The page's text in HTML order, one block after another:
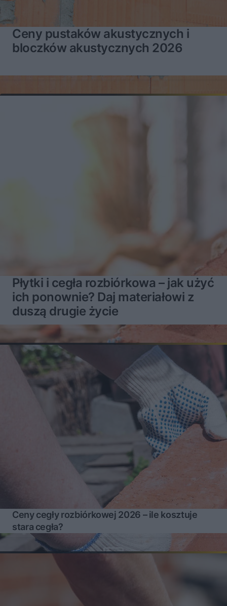
Ceny pustaków akustycznych i
bloczków akustycznych 2026
Płytki i cegła rozbiórkowa – jak użyć
ich ponownie? Daj materiałowi z
duszą drugie życie
Ceny cegły rozbiórkowej 2026 – ile kosztuje
stara cegła?